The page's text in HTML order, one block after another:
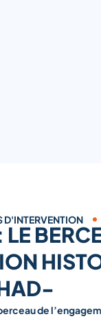
D'INTERVENTION
LE
de